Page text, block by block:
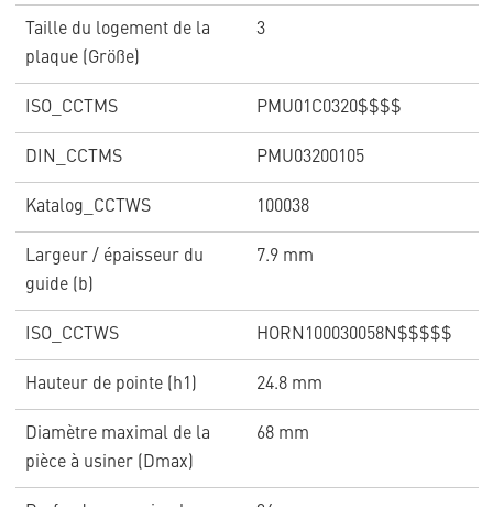
Taille du logement de la
plaque (Größe)
3
ISO_CCTMS PMU01C0320$$$$
DIN_CCTMS PMU03200105
Katalog_CCTWS 100038
Largeur / épaisseur du
guide (b)
7.9 mm
ISO_CCTWS HORN100030058N$$$$$
Hauteur de pointe (h1) 24.8 mm
Diamètre maximal de la
pièce à usiner (Dmax)
68 mm